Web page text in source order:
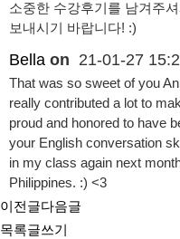
소중한 수강후기를 남겨주
보내시기 바랍니다! :)
Bella on 21-01-27
That was so sweet of you
really contributed a lot to
proud and honored to have
your English conversation
in my class again next
Philippines. :) <3
이전글다음글
목록글쓰기